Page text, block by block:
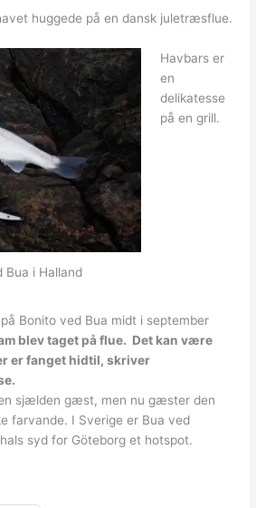
huggede på en dansk juletræsflue.
Bua i Halland
Havbars er
en
delikatesse
på en grill.
Bonito ved Bua midt i september
blev taget på flue. Det kan være
er fanget hidtil, skriver
sjælden gæst, men nu gæster den
farvande. I Sverige er Bua ved
syd for Göteborg et hotspot.